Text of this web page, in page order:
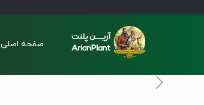
صفحه اصلی